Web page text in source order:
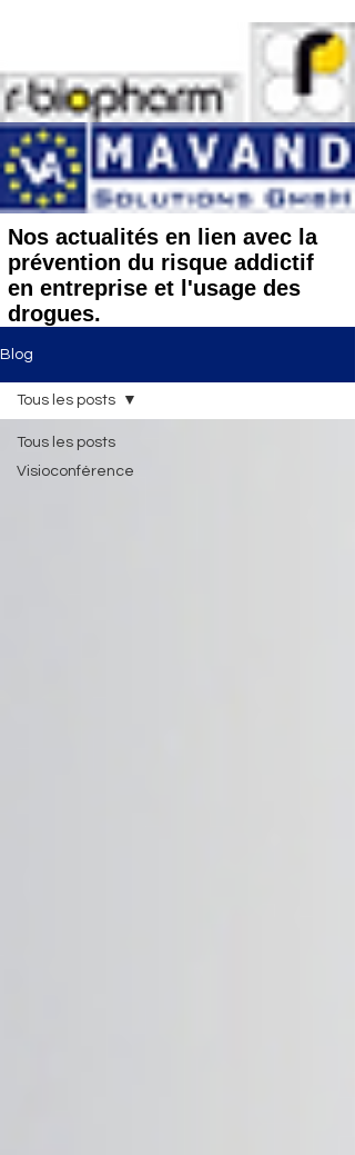
Nos actualités en lien avec la
prévention du risque addictif
en entreprise et l'usage des
drogues.
Blog
Tous les posts
Visioconférence
Tous les posts